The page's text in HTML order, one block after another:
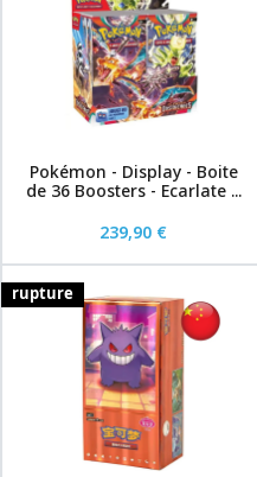
Pokémon - Display - Boite
de 36 Boosters - Ecarlate ...
239,90 €
rupture